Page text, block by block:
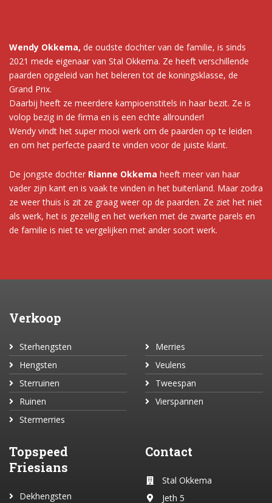
Wendy Okkema, de oudste dochter van de familie, is sinds
2021 mede eigenaar van Stal Okkema. Ze heeft verschillende
paarden opgeleid van het beleren tot de koningsklasse, de
Grand Prix.
Daarbij heeft ze meerdere kampioenstitels in haar bezit. Ze is
volop bezig in de firma en is een echte allrounder!
Wendy vindt het super mooi werk om de paarden op te leiden
en om het perfecte paard te vinden voor de juiste klant.
De jongste dochter Rianne Okkema heeft meer van haar
vader zijn kant en is vaak te vinden in het buitenland. Maar zodra
ze weer thuis is zit ze graag weer op de paarden. Ze ziet het niet
als werk, het is gezellig en het werken met de zwarte parels en
de familie is niet te vergelijken met ander soort werk.
Verkoop
Sterhengsten
Hengsten
Sterruinen
Ruinen
Stermerries
Merries
Veulens
Tweespan
Vierspannen
Topspeed
Friesians
Dekhengsten
Contact
Stal Okkema
Jeth 5